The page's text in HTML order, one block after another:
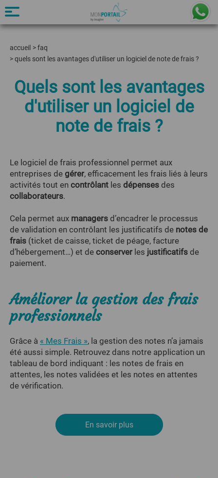
accueil >faq
>quels sont les avantages d'utiliser un logiciel de note de frais ?
Quels sont les avantages
d'utiliser un logiciel de
note de frais ?
Le logiciel de frais professionnel permet aux
entreprises de gérer, efficacement les frais liés à leurs
activités tout en contrôlant les dépenses des
collaborateurs.
Cela permet aux managers d’encadrer le processus
de validation en contrôlant les justificatifs de notes de
frais (ticket de caisse, ticket de péage, facture
d’hébergement…) et de conserver les justificatifs de
paiement.
Améliorer la gestion des frais
professionnels
Grâce à « Mes Frais », la gestion des notes n’a jamais
été aussi simple. Retrouvez dans notre application un
tableau de bord indiquant : les notes de frais en
attentes, les notes validées et les notes en attentes
de vérification.
En savoir plus